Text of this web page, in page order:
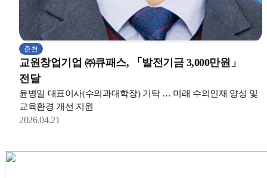
춘천
교원창업기업 ㈜큐패스, 「발전기금 3,000만원」
전달
윤병일 대표이사(수의과대학장) 기탁 … 미래 수의인재 양성 및
교육환경 개선 지원
2026.04.21